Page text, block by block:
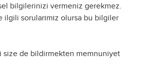
bilgilerinizi vermeniz gerekmez.
sorularımız olursa bu bilgiler
size de bildirmekten memnuniyet